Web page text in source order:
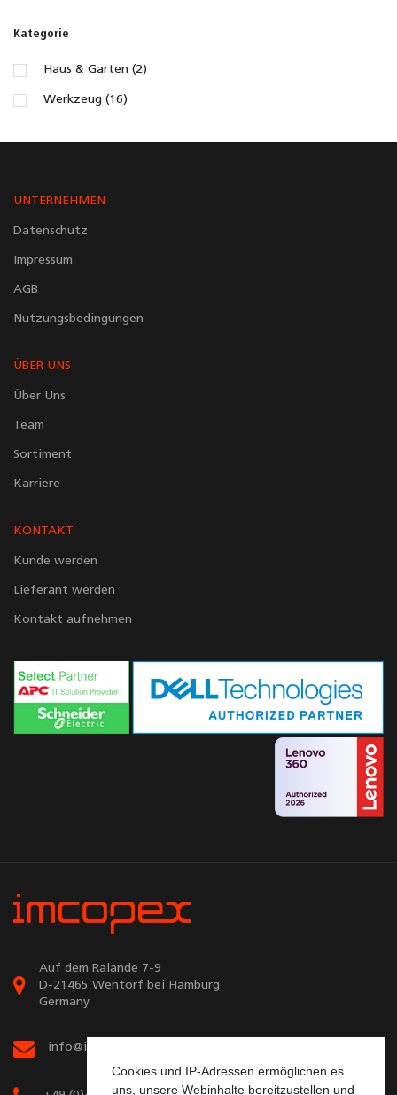
Cookies und IP-Adressen ermöglichen es
uns, unsere Webinhalte bereitzustellen und
Kategorie
Haus & Garten (2)
Werkzeug (16)
UNTERNEHMEN
Datenschutz
Impressum
AGB
Nutzungsbedingungen
ÜBER UNS
Über Uns
Team
Sortiment
Karriere
KONTAKT
Kunde werden
Lieferant werden
Kontakt aufnehmen
Auf dem Ralande 7-9
D-21465 Wentorf bei Hamburg
Germany
info@imcopex.com